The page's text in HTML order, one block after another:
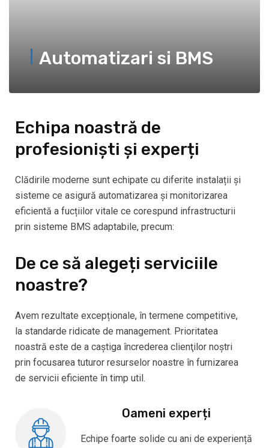
Automatizari si BMS
Echipa noastră de
profesioniști și experți
Clădirile moderne sunt echipate cu diferite instalații și
sisteme ce asigură automatizarea și monitorizarea
eficientă a fucțiilor vitale ce corespund infrastructurii
prin sisteme BMS adaptabile, precum:
De ce să alegeți serviciile
noastre?
Avem rezultate excepționale, în termene competitive,
la standarde ridicate de management. Prioritatea
noastră este de a caştiga încrederea clienţilor noştri
prin focusarea tuturor resurselor noastre în furnizarea
de servicii eficiente în timp util.
Oameni experți
Echipe foarte solide cu ani de experiență